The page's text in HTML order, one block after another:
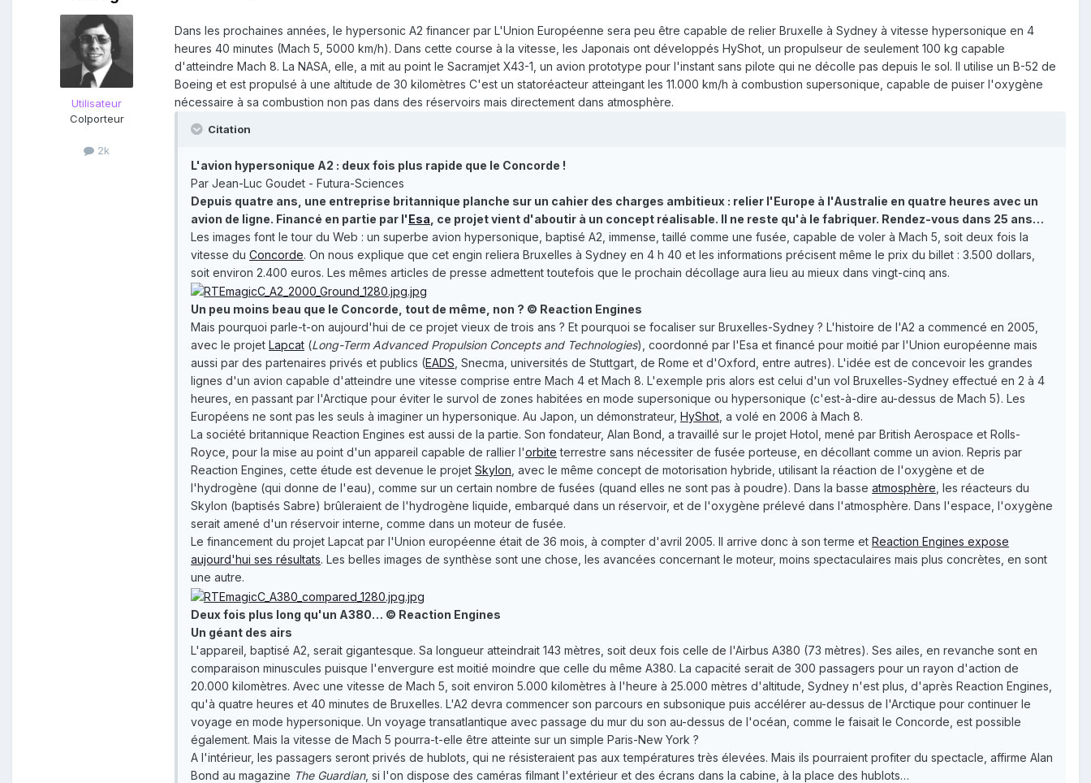
Utilisateur
Colporteur
2k
Dans les prochaines années, le hypersonic A2 financer par L'Union Européenne sera peu être capable de relier Bruxelle à Sydney à vitesse hypersonique en 4
heures 40 minutes (Mach 5, 5000 km/h). Dans cette course à la vitesse, les Japonais ont développés HyShot, un propulseur de seulement 100 kg capable
d'atteindre Mach 8. La NASA, elle, a mit au point le Sacramjet X43-1, un avion prototype pour l'instant sans pilote qui ne décolle pas depuis le sol. Il utilise un B-52 de
Boeing et est propulsé à une altitude de 30 kilomètres C'est un statoréacteur atteingant les 11.000 km/h à combustion supersonique, capable de puiser l'oxygène
nécessaire à sa combustion non pas dans des réservoirs mais directement dans atmosphère.
Citation
L'avion hypersonique A2 : deux fois plus rapide que le Concorde !
Par Jean-Luc Goudet - Futura-Sciences
Depuis quatre ans, une entreprise britannique planche sur un cahier des charges ambitieux : relier l'Europe à l'Australie en quatre heures avec un
avion de ligne. Financé en partie par l'Esa , ce projet vient d'aboutir à un concept réalisable. Il ne reste qu'à le fabriquer. Rendez-vous dans 25 ans…
Les images font le tour du Web : un superbe avion hypersonique, baptisé A2, immense, taillé comme une fusée, capable de voler à Mach 5, soit deux fois la
vitesse du Concorde. On nous explique que cet engin reliera Bruxelles à Sydney en 4 h 40 et les informations précisent même le prix du billet : 3.500 dollars,
soit environ 2.400 euros. Les mêmes articles de presse admettent toutefois que le prochain décollage aura lieu au mieux dans vingt-cinq ans.
Un peu moins beau que le Concorde, tout de même, non ? © Reaction Engines
Mais pourquoi parle-t-on aujourd'hui de ce projet vieux de trois ans ? Et pourquoi se focaliser sur Bruxelles-Sydney ? L'histoire de l'A2 a commencé en 2005,
avec le projet Lapcat (Long-Term Advanced Propulsion Concepts and Technologies), coordonné par l'Esa et financé pour moitié par l'Union européenne mais
aussi par des partenaires privés et publics (EADS , Snecma, universités de Stuttgart, de Rome et d'Oxford, entre autres). L'idée est de concevoir les grandes
lignes d'un avion capable d'atteindre une vitesse comprise entre Mach 4 et Mach 8. L'exemple pris alors est celui d'un vol Bruxelles-Sydney effectué en 2 à 4
heures, en passant par l'Arctique pour éviter le survol de zones habitées en mode supersonique ou hypersonique (c'est-à-dire au-dessus de Mach 5). Les
Européens ne sont pas les seuls à imaginer un hypersonique. Au Japon, un démonstrateur, HyShot , a volé en 2006 à Mach 8.
La société britannique Reaction Engines est aussi de la partie. Son fondateur, Alan Bond, a travaillé sur le projet Hotol, mené par British Aerospace et Rolls-
Royce, pour la mise au point d'un appareil capable de rallier l'orbite terrestre sans nécessiter de fusée porteuse, en décollant comme un avion. Repris par
Reaction Engines, cette étude est devenue le projet Skylon , avec le même concept de motorisation hybride, utilisant la réaction de l'oxygène et de
l'hydrogène (qui donne de l'eau), comme sur un certain nombre de fusées (quand elles ne sont pas à poudre). Dans la basse atmosphère , les réacteurs du
Skylon (baptisés Sabre) brûleraient de l'hydrogène liquide, embarqué dans un réservoir, et de l'oxygène prélevé dans l'atmosphère. Dans l'espace, l'oxygène
serait amené d'un réservoir interne, comme dans un moteur de fusée.
Le financement du projet Lapcat par l'Union européenne était de 36 mois, à compter d'avril 2005. Il arrive donc à son terme et Reaction Engines expose
aujourd'hui ses résultats. Les belles images de synthèse sont une chose, les avancées concernant le moteur, moins spectaculaires mais plus concrètes, en sont
une autre.
Deux fois plus long qu'un A380… © Reaction Engines
Un géant des airs
L'appareil, baptisé A2, serait gigantesque. Sa longueur atteindrait 143 mètres, soit deux fois celle de l'Airbus A380 (73 mètres). Ses ailes, en revanche sont en
comparaison minuscules puisque l'envergure est moitié moindre que celle du même A380. La capacité serait de 300 passagers pour un rayon d'action de
20.000 kilomètres. Avec une vitesse de Mach 5, soit environ 5.000 kilomètres à l'heure à 25.000 mètres d'altitude, Sydney n'est plus, d'après Reaction Engines,
qu'à quatre heures et 40 minutes de Bruxelles. L'A2 devra commencer son parcours en subsonique puis accélérer au-dessus de l'Arctique pour continuer le
voyage en mode hypersonique. Un voyage transatlantique avec passage du mur du son au-dessus de l'océan, comme le faisait le Concorde, est possible
également. Mais la vitesse de Mach 5 pourra-t-elle être atteinte sur un simple Paris-New York ?
A l'intérieur, les passagers seront privés de hublots, qui ne résisteraient pas aux températures très élevées. Mais ils pourraient profiter du spectacle, affirme Alan
Bond au magazine The Guardian, si l'on dispose des caméras filmant l'extérieur et des écrans dans la cabine, à la place des hublots…